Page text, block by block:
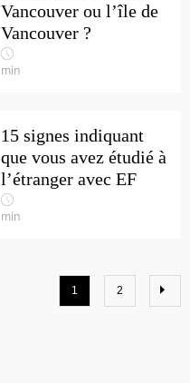
Vancouver ou l’île de
Vancouver ?
min
15 signes indiquant
que vous avez étudié à
l’étranger avec EF
min
1 2